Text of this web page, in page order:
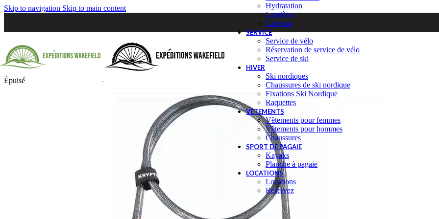
Skip to navigation Skip to main content
Hydratation
Lumières
Cadenas
SERVICE
Service de vélo
Réservation de service de vélo
Service de ski
HIVER
Ski nordiques
Chaussures de ski nordique
Fixations Ski Nordique
Raquettes
VÊTEMENTS
Vêtements pour femmes
Vêtements pour hommes
Chaussures
SPORT DE PAGAIE
Kayaks
Planche à pagaie
LOCATIONS
Locations
Réservez
Épuisé